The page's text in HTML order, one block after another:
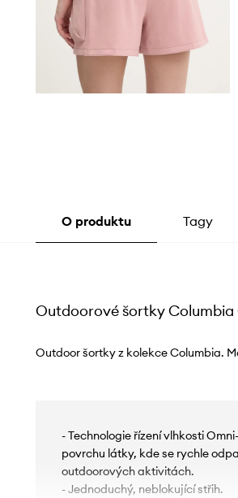
O produktu Tagy
Outdoorové šortky
Outdoor šortky z kolekce Columbia.
- Technologie řízení vlhkosti
povrchu látky, kde se rychle
outdoorových aktivitách.
- Jednoduchý, neblokující střih.